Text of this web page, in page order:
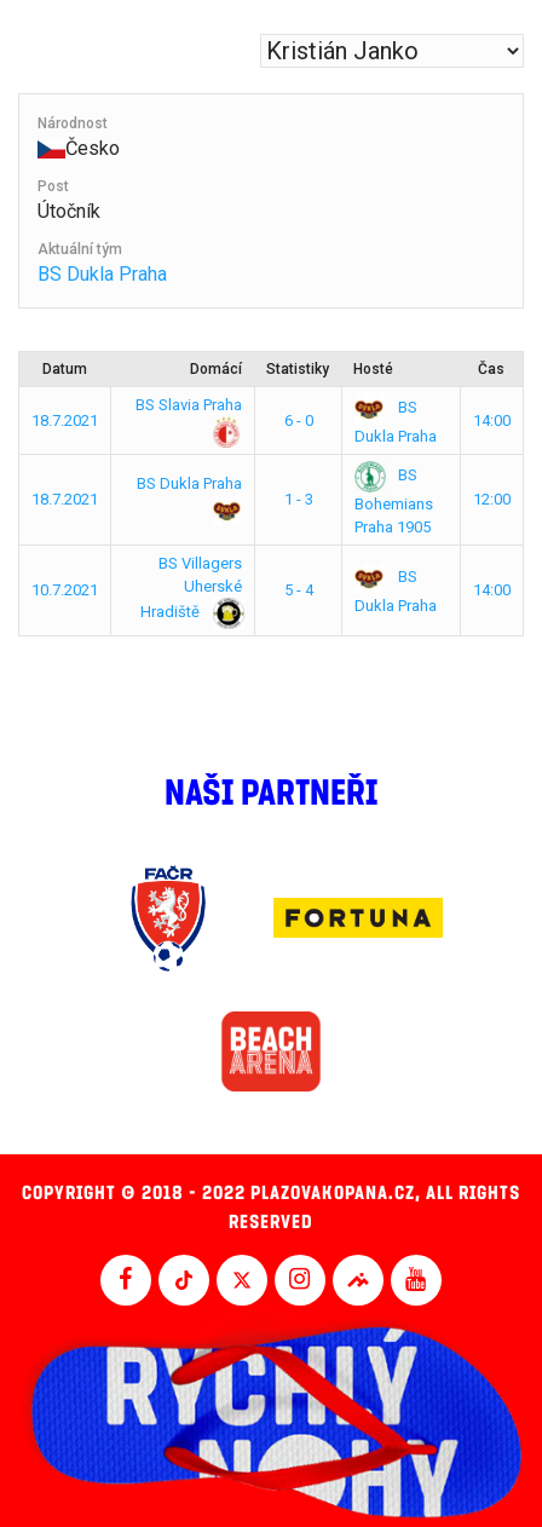
Národnost
Česko
Post
Útočník
Aktuální tým
BS Dukla Praha
Datum Domácí Statistiky Hosté Čas
18.7.2021
BS Slavia Praha
6 - 0
BS
Dukla Praha
14:00
18.7.2021
BS Dukla Praha
1 - 3
BS
Bohemians
Praha 1905
12:00
10.7.2021
BS Villagers
Uherské
Hradiště
5 - 4
BS
Dukla Praha
14:00
NAŠI PARTNEŘI
COPYRIGHT © 2018 - 2022 PLAZOVAKOPANA.CZ, ALL RIGHTS
RESERVED